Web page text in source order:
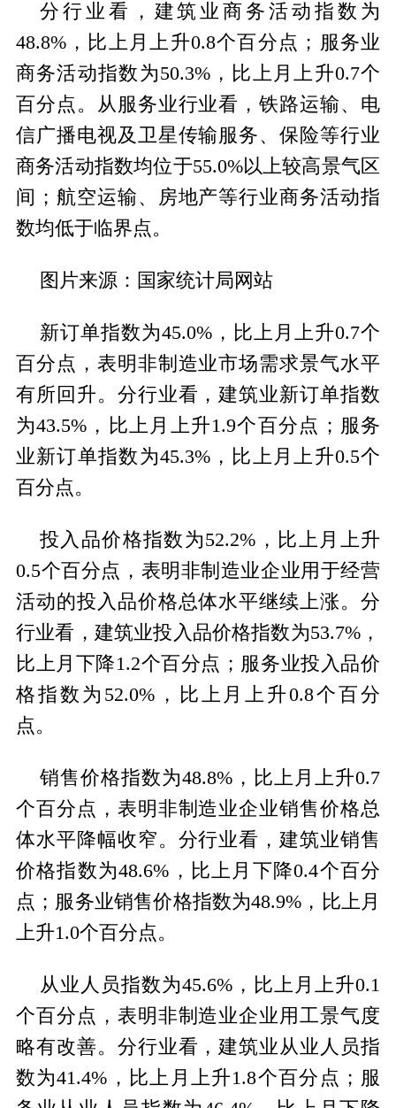
分行业看，建筑业商务活动指数为
48.8%，比上月上升0.8个百分点；服务业
商务活动指数为50.3%，比上月上升0.7个
百分点。从服务业行业看，铁路运输、电
信广播电视及卫星传输服务、保险等行业
商务活动指数均位于55.0%以上较高景气区
间；航空运输、房地产等行业商务活动指
数均低于临界点。
图片来源：国家统计局网站
新订单指数为45.0%，比上月上升0.7个
百分点，表明非制造业市场需求景气水平
有所回升。分行业看，建筑业新订单指数
为43.5%，比上月上升1.9个百分点；服务
业新订单指数为45.3%，比上月上升0.5个
百分点。
投入品价格指数为52.2%，比上月上升
0.5个百分点，表明非制造业企业用于经营
活动的投入品价格总体水平继续上涨。分
行业看，建筑业投入品价格指数为53.7%，
比上月下降1.2个百分点；服务业投入品价
格指数为52.0%，比上月上升0.8个百分
点。
销售价格指数为48.8%，比上月上升0.7
个百分点，表明非制造业企业销售价格总
体水平降幅收窄。分行业看，建筑业销售
价格指数为48.6%，比上月下降0.4个百分
点；服务业销售价格指数为48.9%，比上月
上升1.0个百分点。
从业人员指数为45.6%，比上月上升0.1
个百分点，表明非制造业企业用工景气度
略有改善。分行业看，建筑业从业人员指
数为41.4%，比上月上升1.8个百分点；服